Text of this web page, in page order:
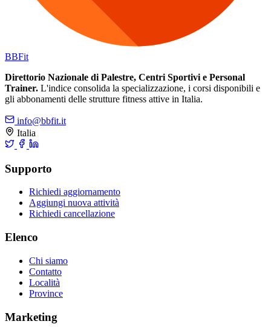
BBFit
Direttorio Nazionale di Palestre, Centri Sportivi e Personal
Trainer. L'indice consolida la specializzazione, i corsi disponibili e
gli abbonamenti delle strutture fitness attive in Italia.
info@bbfit.it
Italia
Supporto
Richiedi aggiornamento
Aggiungi nuova attività
Richiedi cancellazione
Elenco
Chi siamo
Contatto
Località
Province
Marketing